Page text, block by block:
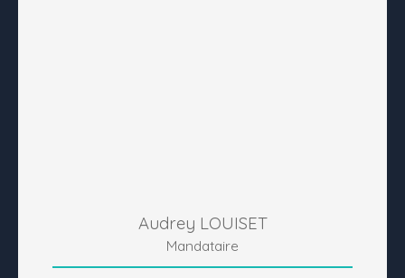
Audrey LOUISET
Mandataire